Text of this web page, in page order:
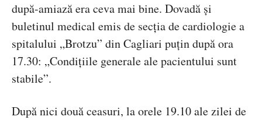
după-amiază era ceva mai bine. Dovadă și
buletinul medical emis de secția de cardiologie a
spitalului „Brotzu” din Cagliari puțin după ora
17.30: „Condițiile generale ale pacientului sunt
stabile”.
După nici două ceasuri, la orele 19.10 ale zilei de